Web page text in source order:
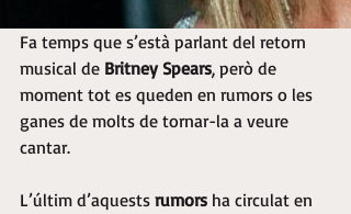
Fa temps que s’està parlant del retorn
musical de Britney Spears, però de
moment tot es queden en rumors o les
ganes de molts de tornar-la a veure
cantar.
L’últim d’aquests rumors ha circulat en